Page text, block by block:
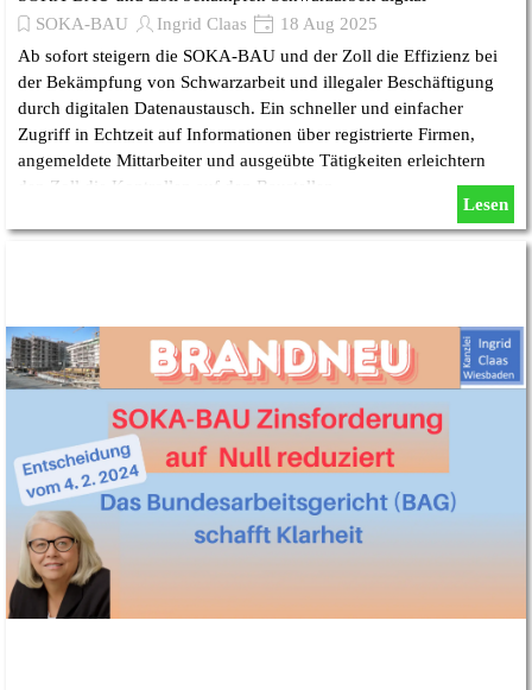
SOKA-BAU
Ingrid Claas
18 Aug 2025
Ab sofort steigern die SOKA-BAU und der Zoll die Effizienz bei
der Bekämpfung von Schwarzarbeit und illegaler Beschäftigung
durch digitalen Datenaustausch. Ein schneller und einfacher
Zugriff in Echtzeit auf Informationen über registrierte Firmen,
angemeldete Mittarbeiter und ausgeübte Tätigkeiten erleichtern
den Zoll die Kontrollen auf den Baustellen.
Lesen